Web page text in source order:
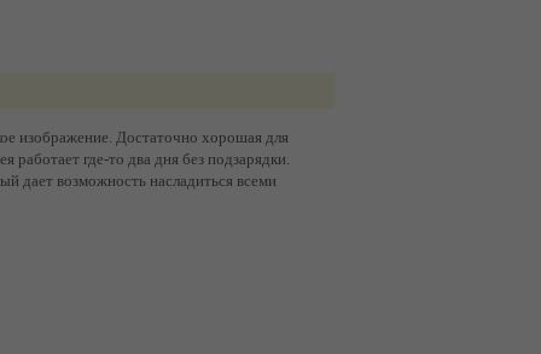
изображение. Достаточно хорошая для
работает где-то два дня без подзарядки.
дает возможность насладиться всеми